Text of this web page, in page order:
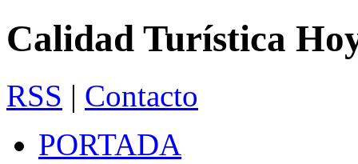
Calidad Turística
RSS | Contacto
PORTADA